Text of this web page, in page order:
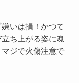
いは損！かつて
ち上がる姿に魂
ジで火傷注意で